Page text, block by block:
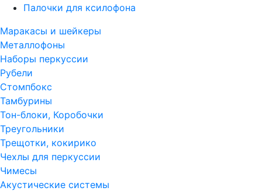
Палочки для ксилофона
Маракасы и шейкеры
Металлофоны
Наборы перкуссии
Рубели
Стомпбокс
Тамбурины
Тон-блоки, Коробочки
Треугольники
Трещотки, кокирико
Чехлы для перкуссии
Чимесы
Акустические системы